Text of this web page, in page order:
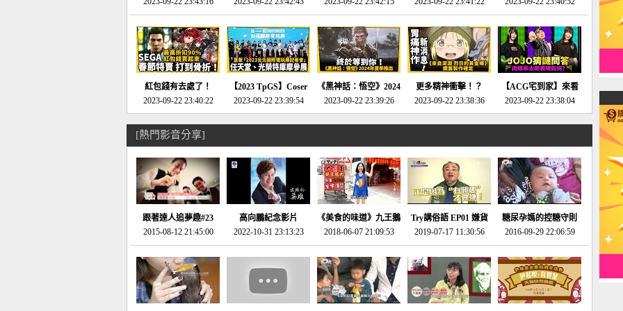
天平》介紹！-電玩宅
速配20230126
回「石村號」的恐懼體
驗-電玩宅速配
20230125
版」!!!今年就能玩到!!-
電玩宅速配20230124
動作角色扮演遊戲！-
電玩宅速配20230123
第一名早就決定了，封
面圖直接雷你!-電玩宅
速配20230120
紅包錢有去處了！
SEGA春節特賣 超過85
款遊戲打到骨折-電玩
宅速配20230119
2023-09-22 23:40:22
【2023 TpGS】Coser
和Show Girl搶先看！
直擊展前記者會-電玩
2023-09-22 23:39:54
《黑神話：悟空》2024
年夏季推出！確定不會
延期齁？-電玩宅速配
2023-09-22 23:39:26
更多精神衝擊！？
《來自深淵 烈日的黃
金鄉》續篇動畫確定
2023-09-22 23:38:36
【ACG宅到家】來看
就抽周邊！《JOJO的
奇妙冒險》問答大挑戰
年特展 feat 蕎羽 、櫻
花
2023-09-22 23:38:04
[熱門影音分享]
跟著達人追夢趣#23
promo-我想開間咖啡
館(謝佳凌)
2015-08-12 21:45:00
高向鵬紀念影片
2022-10-31 23:13:23
《美食的味道》九王鵝
肉
2018-06-07 21:09:53
Try講俗語 EP01 嫌貨
才是買貨人
2019-07-17 11:30:56
糖尿孕媽的控糖守則
2016-09-29 22:06:59